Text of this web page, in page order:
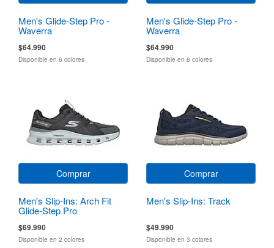
Men's Glide-Step Pro -
Waverra
$64.990
Disponible en 6 colores
Men's Glide-Step Pro -
Waverra
$64.990
Disponible en 6 colores
Comprar
Men's Slip-Ins: Arch Fit
Glide-Step Pro
$69.990
Disponible en 2 colores
Comprar
Men's Slip-Ins: Track
$49.990
Disponible en 3 colores